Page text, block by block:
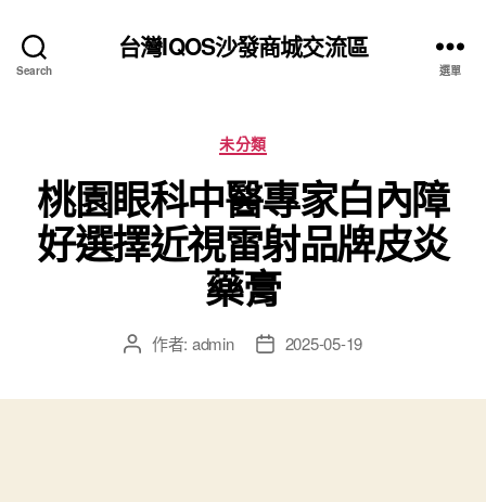
Search
台灣IQOS沙發商城交流區
選單
分
類
未分類
桃園眼科中醫專家白內障
好選擇近視雷射品牌皮炎
藥膏
文 作者: admin
文 2025-05-19